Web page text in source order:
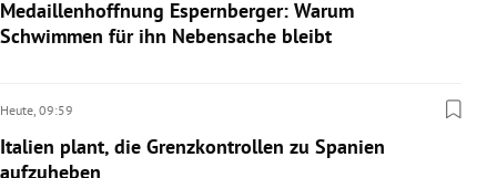
Medaillenhoffnung Espernberger: Warum
Schwimmen für ihn Nebensache bleibt
Heute, 09:59
Italien plant, die Grenzkontrollen zu Spanien
aufzuheben